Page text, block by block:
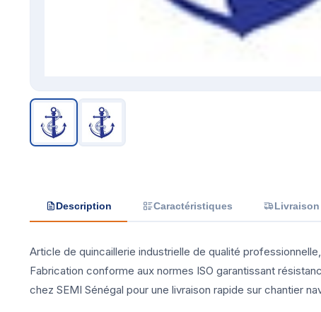
Description Caractéristiques
Article de quincaillerie industrielle de qualité
Fabrication conforme aux normes ISO garantissant
chez SEMI Sénégal pour une livraison rapide sur chantier